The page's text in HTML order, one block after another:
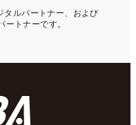
タルパートナー、および
ートナーです。